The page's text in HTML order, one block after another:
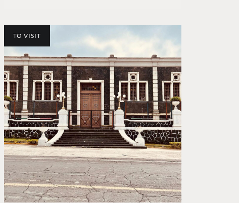
TO VISIT